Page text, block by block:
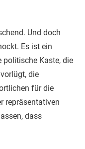
Und doch
Es ist ein
politische Kaste, die
die
für die
repräsentativen
dass